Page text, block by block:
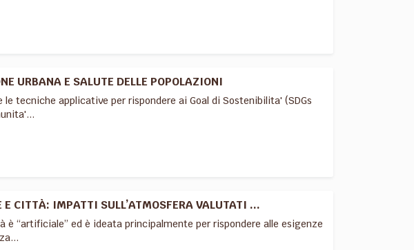
E SALUTE DELLE POPOLAZIONI
tecniche applicative per rispondere ai Goal di Sostenibilita' (SDGs
IMPATTI SULL’ATMOSFERA VALUTATI ...
“artificiale” ed è ideata principalmente per rispondere alle esigenze